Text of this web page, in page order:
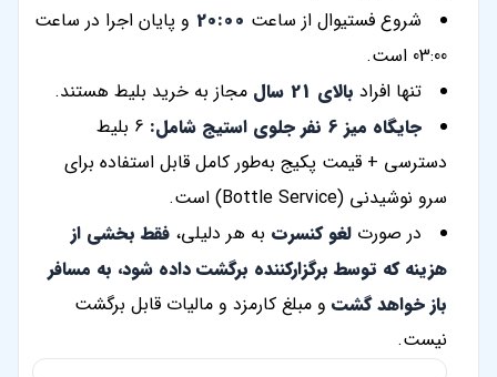
شروع فستیوال از ساعت
و پایان اجرا در ساعت
03:00 است.
تنها افراد بالای 21 سال
مجاز به خرید بلیط هستند.
جایگاه میز 6 نفر جلوی استیج شامل:
6 بلیط
دسترسی + قیمت پکیج به‌طور کامل قابل استفاده برای
سرو نوشیدنی (Bottle Service) است.
در صورت لغو کنسرت به هر دلیلی، فقط بخشی از
هزینه که توسط برگزارکننده برگشت داده شود، به مسافر
باز خواهد گشت و مبلغ کارمزد و مالیات قابل برگشت
نیست.